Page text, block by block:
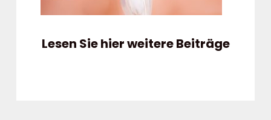
Lesen Sie hier weitere Beiträge